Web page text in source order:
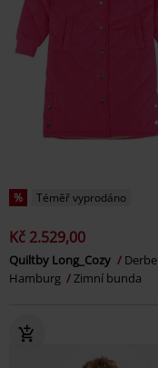
% Téměř vyprodáno
Kč 2.529,00
Quiltby Long_Cozy
Derbe
Hamburg
Zimní bunda